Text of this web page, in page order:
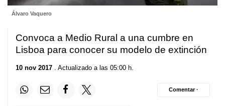
Álvaro Vaquero
Convoca a Medio Rural a una cumbre en
Lisboa para conocer su modelo de extinción
10 nov 2017 . Actualizado a las 05:00 h.
Comentar ·